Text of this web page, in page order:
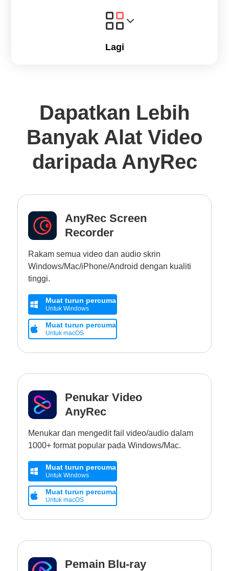
Lagi
Dapatkan Lebih
Banyak Alat Video
daripada AnyRec
AnyRec Screen
Recorder
Rakam semua video dan audio skrin
Windows/Mac/iPhone/Android dengan kualiti
tinggi.
Muat turun percuma
Untuk Windows
Muat turun percuma
Untuk macOS
Penukar Video
AnyRec
Menukar dan mengedit fail video/audio dalam
1000+ format popular pada Windows/Mac.
Muat turun percuma
Untuk Windows
Muat turun percuma
Untuk macOS
Pemain Blu-ray